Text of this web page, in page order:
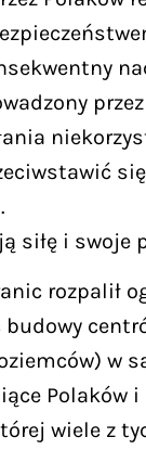
siłę i swoje
rozpalił
w
Polaków i
wiele z